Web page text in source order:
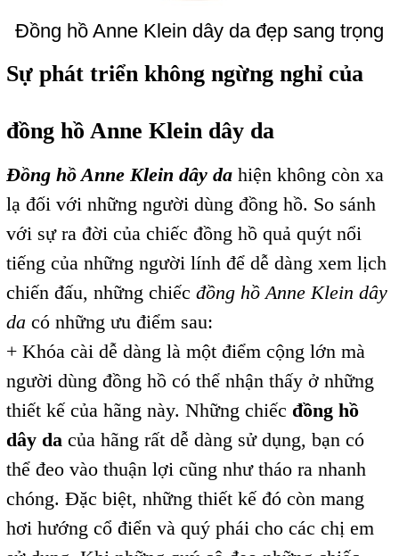
Đồng hồ Anne Klein dây da đẹp sang trọng
Sự phát triển không ngừng nghỉ của
đồng hồ Anne Klein dây da
Đồng hồ Anne Klein dây dahiện không còn xa
lạ đối với những người dùng đồng hồ. So sánh
với sự ra đời của chiếc đồng hồ quả quýt nổi
tiếng của những người lính để dễ dàng xem lịch
chiến đấu, những chiếc đồng hồ Anne Klein dây
da có những ưu điểm sau:
+ Khóa cài dễ dàng là một điểm cộng lớn mà
người dùng đồng hồ có thể nhận thấy ở những
thiết kế của hãng này. Những chiếc đồng hồ
dây da của hãng rất dễ dàng sử dụng, bạn có
thể đeo vào thuận lợi cũng như tháo ra nhanh
chóng. Đặc biệt, những thiết kế đó còn mang
hơi hướng cổ điển và quý phái cho các chị em